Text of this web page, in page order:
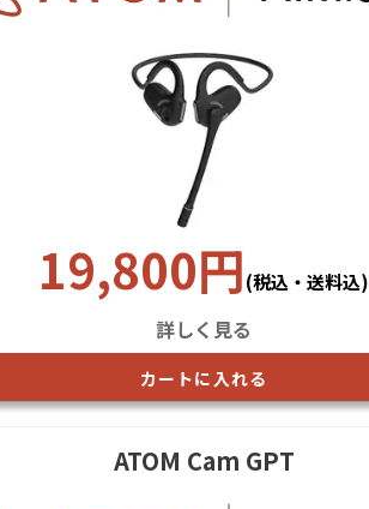
19,800円(税込・送料込)
詳しく見る
カートに入れる
ATOM Cam GPT